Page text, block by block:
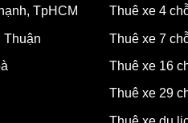
TpHCM
Thuận
Thuê xe 4
Thuê xe 7
Thuê xe 16
Thuê xe 29